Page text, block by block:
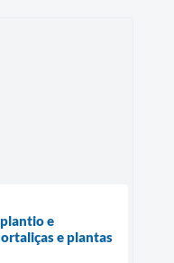
e
e plantas